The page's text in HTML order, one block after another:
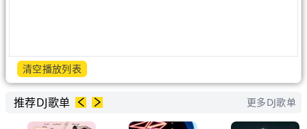
清空播放列表
推荐DJ歌单 更多DJ歌单